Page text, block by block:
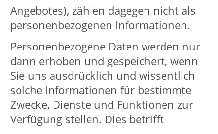
Cookies
Cookies, um Kontextinformationen zu
einem Besucher über mehrere
Seitenaufrufe erhalten zu können. So
werden zum Beispiel Suchparameter,
der Warenkorb, die Eingaben in die
Anmeldeformulare und das Login als
Stammhörer oder Kursleitung in der
Session gespeichert. Session-Cookies